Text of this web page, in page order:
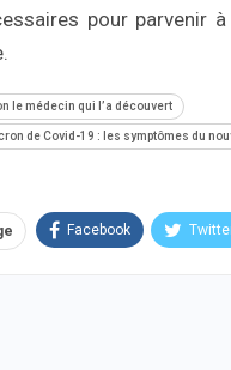
pour parvenir
le médecin qui l’a découvert
de Covid-19 : les symptômes du
Facebook